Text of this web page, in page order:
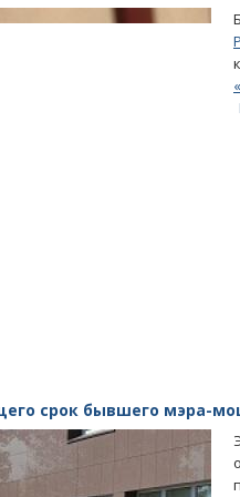
срок бывшего мэра-